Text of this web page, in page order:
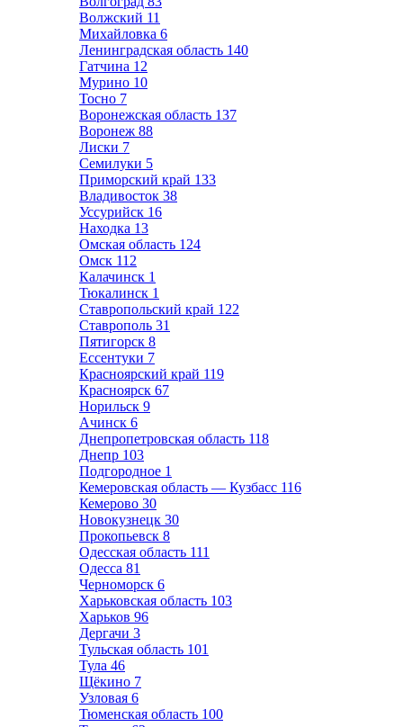
Волжский 11
Михайловка 6
Ленинградская область 140
Гатчина 12
Мурино 10
Тосно 7
Воронежская область 137
Воронеж 88
Лиски 7
Семилуки 5
Приморский край 133
Владивосток 38
Уссурийск 16
Находка 13
Омская область 124
Омск 112
Калачинск 1
Тюкалинск 1
Ставропольский край 122
Ставрополь 31
Пятигорск 8
Ессентуки 7
Красноярский край 119
Красноярск 67
Норильск 9
Ачинск 6
Днепропетровская область 118
Днепр 103
Подгородное 1
Кемеровская область — Кузбасс 116
Кемерово 30
Новокузнецк 30
Прокопьевск 8
Одесская область 111
Одесса 81
Черноморск 6
Харьковская область 103
Харьков 96
Дергачи 3
Тульская область 101
Тула 46
Щёкино 7
Узловая 6
Тюменская область 100